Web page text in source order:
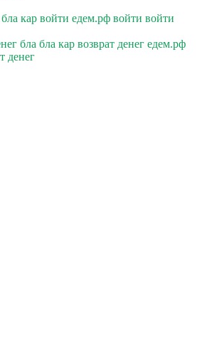
кар войти едем.рф войти войти
бла бла кар возврат денег едем.рф
денег